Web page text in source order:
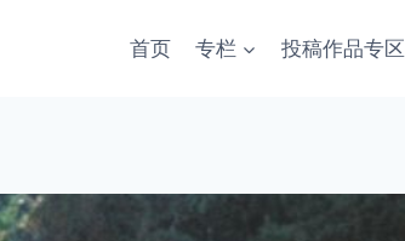
首页 专栏 投稿作品专区